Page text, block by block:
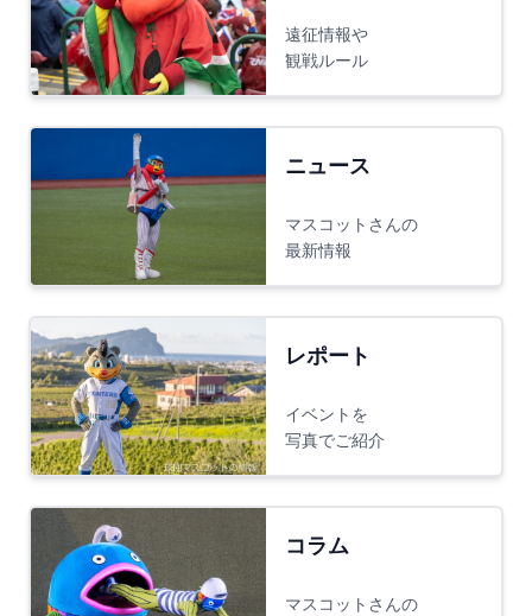
遠征情報や
観戦ルール
ニュース
マスコットさんの
最新情報
レポート
イベントを
写真でご紹介
コラム
マスコットさんの